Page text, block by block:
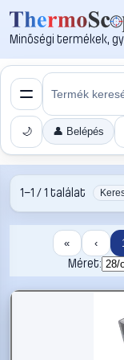
Minőségi termékek,
🌙 👤 Belépés
1–1 / 1 találat
« ‹
Méret: